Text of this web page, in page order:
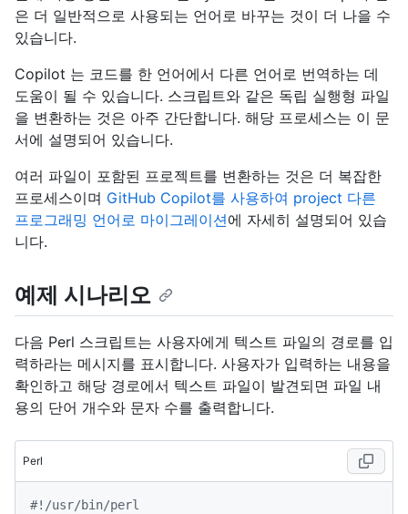
은 더 일반적으로 사용되는 언어로 바꾸는 것이 더 나을 수
있습니다.
Copilot 는 코드를 한 언어에서 다른 언어로 번역하는 데
도움이 될 수 있습니다. 스크립트와 같은 독립 실행형 파일
을 변환하는 것은 아주 간단합니다. 해당 프로세스는 이 문
서에 설명되어 있습니다.
여러 파일이 포함된 프로젝트를 변환하는 것은 더 복잡한
프로세스이며 GitHub Copilot를 사용하여 project 다른
프로그래밍 언어로 마이그레이션에 자세히 설명되어 있습
니다.
예제 시나리오
다음 Perl 스크립트는 사용자에게 텍스트 파일의 경로를 입
력하라는 메시지를 표시합니다. 사용자가 입력하는 내용을
확인하고 해당 경로에서 텍스트 파일이 발견되면 파일 내
용의 단어 개수와 문자 수를 출력합니다.
Perl
#!/usr/bin/perl